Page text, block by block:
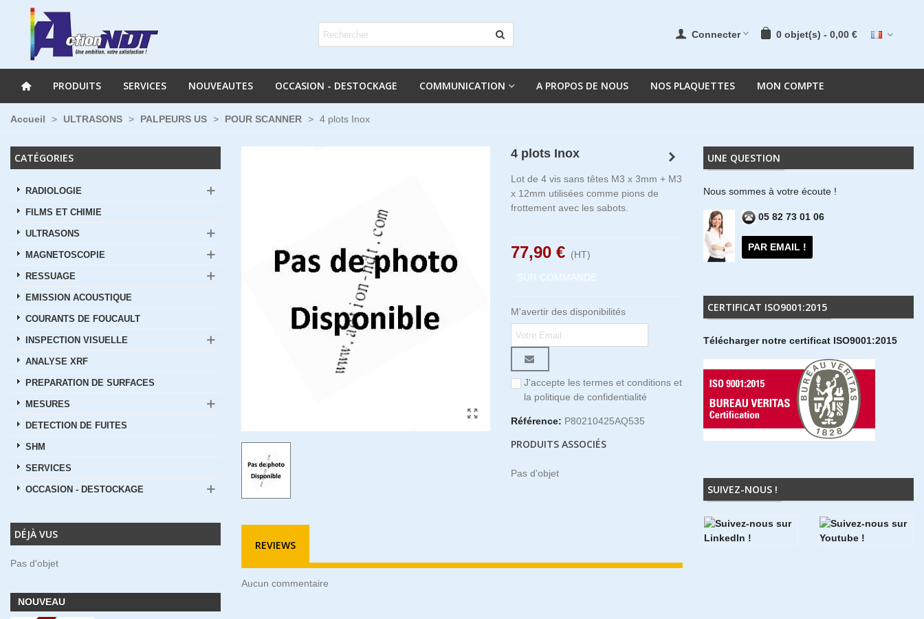
Connecter 0 objet(s) - 0,00 €
PRODUITS SERVICES NOUVEAUTES OCCASION - DESTOCKAGE COMMUNICATION A PROPOS DE NOUS NOS PLAQUETTES MON COMPTE
Accueil > ULTRASONS > PALPEURS US > POUR SCANNER > 4 plots Inox
CATÉGORIES
RADIOLOGIE
FILMS ET CHIMIE
ULTRASONS
MAGNETOSCOPIE
RESSUAGE
EMISSION ACOUSTIQUE
COURANTS DE FOUCAULT
INSPECTION VISUELLE
ANALYSE XRF
PREPARATION DE SURFACES
MESURES
DETECTION DE FUITES
SHM
SERVICES
OCCASION - DESTOCKAGE
DÉJÀ VUS
Pas d'objet
NOUVEAU
UNE QUESTION
Nous sommes à votre écoute !
05 82 73 01 06
PAR EMAIL !
CERTIFICAT ISO9001:2015
Télécharger notre certificat ISO9001:2015
SUIVEZ-NOUS !
4 plots Inox
Lot de 4 vis sans têtes M3 x 3mm + M3
x 12mm utilisées comme pions de
frottement avec les sabots.
77,90 € (HT)
SUR COMMANDE
M'avertir des disponibilités
J'accepte les termes et conditions et
la politique de confidentialité
Référence: P80210425AQ535
PRODUITS ASSOCIÉS
Pas d'objet
REVIEWS
Aucun commentaire